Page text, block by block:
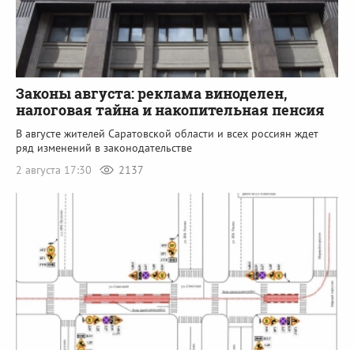
Законы августа: реклама виноделен,
налоговая тайна и накопительная пенсия
В августе жителей Саратовской области и всех россиян ждет
ряд изменений в законодательстве
2 августа 17:30
2137